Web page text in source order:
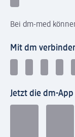
Bei dm-med
Mit dm
Jetzt die dm-